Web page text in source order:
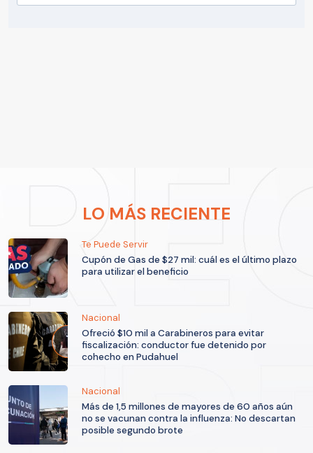
LO MÁS RECIENTE
Te Puede Servir
Cupón de Gas de $27 mil: cuál es el último plazo
para utilizar el beneficio
Nacional
Ofreció $10 mil a Carabineros para evitar
fiscalización: conductor fue detenido por
cohecho en Pudahuel
Nacional
Más de 1,5 millones de mayores de 60 años aún
no se vacunan contra la influenza: No descartan
posible segundo brote